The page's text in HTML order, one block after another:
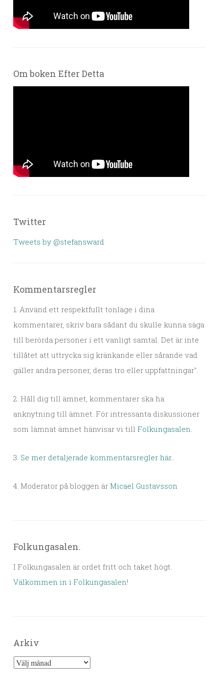
Om boken Efter Detta
Twitter
Tweets by @stefansward
Kommentarsregler
1. Använd ett respektfullt tonläge i dina
kommentarer, skriv bara sådant du skulle kunna säga
till berörda personer i ett vanligt samtal. Det är inte
tillåtet att uttrycka sig kränkande eller sårande vad
gäller andra personer, deras tro eller uppfattningar".
2. Håll dig till ämnet, kommentarer ska ha
anknytning till ämnet. För intressanta diskussioner
som lämnat ämnet hänvisar vi till Folkungasalen.
3. Se mer detaljerade kommentarsregler här..
4. Moderator på bloggen är Micael Gustavsson
Folkungasalen.
I Folkungasalen är ordet fritt och taket högt.
Välkommen in i Folkungasalen!
Arkiv
Arkiv